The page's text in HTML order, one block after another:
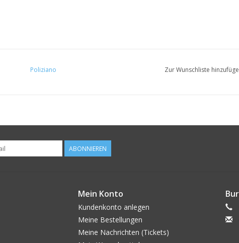
Poliziano Zur Wunschliste
ABONNIEREN
Mein Konto
Kundenkonto anlegen
Meine Bestellungen
Meine Nachrichten (Tickets)